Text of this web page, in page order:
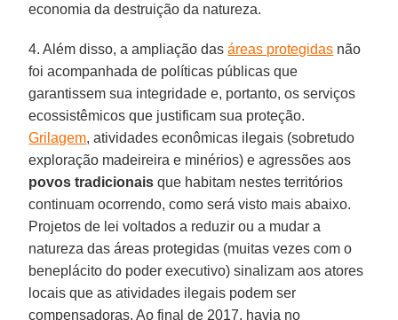
economia da destruição da natureza.
4. Além disso, a ampliação das áreas protegidas não
foi acompanhada de políticas públicas que
garantissem sua integridade e, portanto, os serviços
ecossistêmicos que justificam sua proteção.
Grilagem, atividades econômicas ilegais (sobretudo
exploração madeireira e minérios) e agressões aos
povos tradicionais que habitam nestes territórios
continuam ocorrendo, como será visto mais abaixo.
Projetos de lei voltados a reduzir ou a mudar a
natureza das áreas protegidas (muitas vezes com o
beneplácito do poder executivo) sinalizam aos atores
locais que as atividades ilegais podem ser
compensadoras. Ao final de 2017, havia no